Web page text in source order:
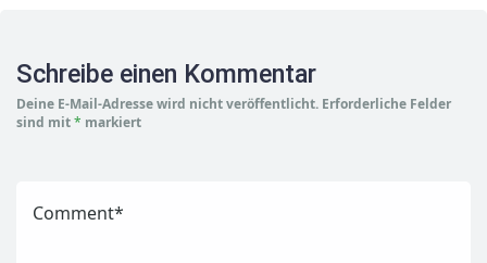
Schreibe einen Kommentar
Deine E-Mail-Adresse wird nicht veröffentlicht. Erforderliche Felder
sind mit* markiert